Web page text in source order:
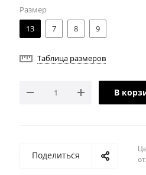
Размер
13
7 8 9
Таблица размеров
В
Поделиться